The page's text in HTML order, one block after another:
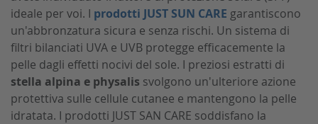
ideale per voi. I prodotti JUST SUN CARE garantiscono
un'abbronzatura sicura e senza rischi. Un sistema di
filtri bilanciati UVA e UVB protegge efficacemente la
pelle dagli effetti nocivi del sole. I preziosi estratti di
stella alpina e physalis svolgono un'ulteriore azione
protettiva sulle cellule cutanee e mantengono la pelle
idratata. I prodotti JUST SAN CARE soddisfano la